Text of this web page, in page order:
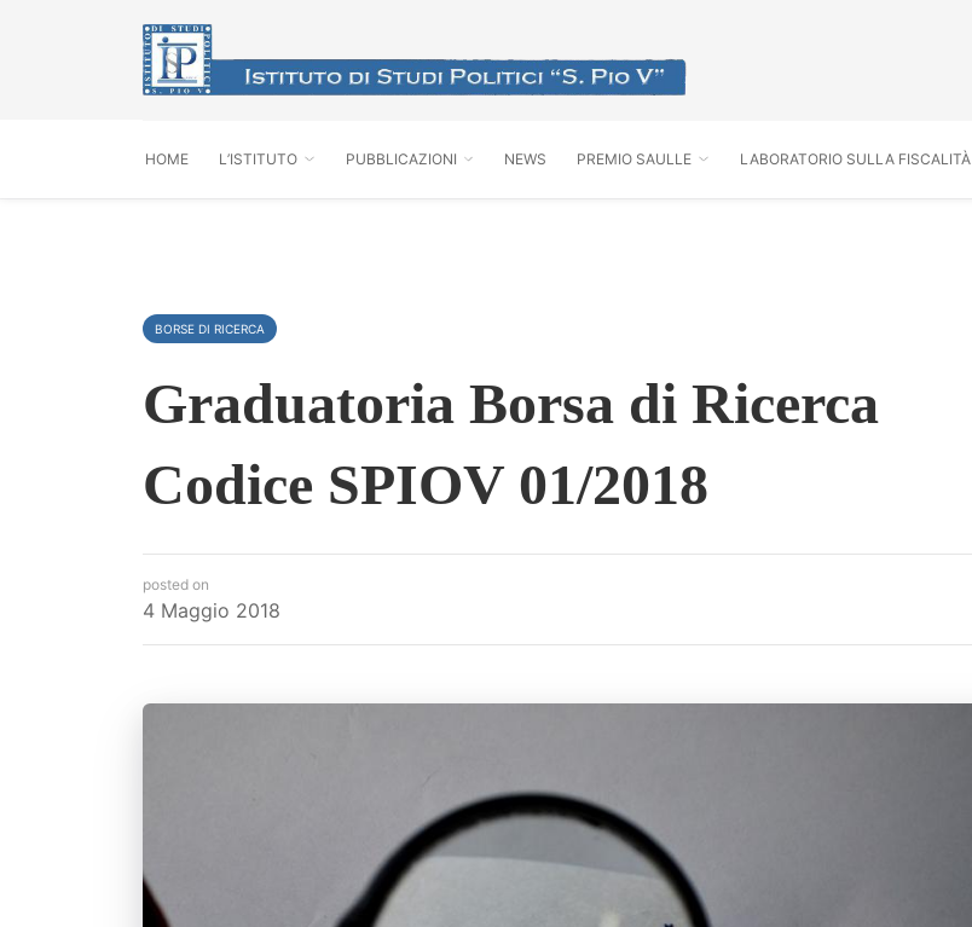
HOME L’ISTITUTO PUBBLICAZIONI NEWS PREMIO SAULLE LABORATORIO SULLA FISCALITÀ
BORSE DI RICERCA
Graduatoria Borsa di Ricerca
Codice SPIOV 01/2018
posted on
4 Maggio 2018